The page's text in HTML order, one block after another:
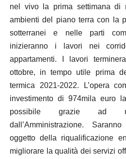
nel vivo la prima settimana di
ambienti del piano terra con la
sotterranei e nelle parti
inizieranno i lavori nei
appartamenti. I lavori
ottobre, in tempo utile prima
termica 2021-2022. L’opera
investimento di 974mila euro
possibile grazie ad
dall’Amministrazione.
oggetto della riqualificazione
migliorare la qualità dei servizi